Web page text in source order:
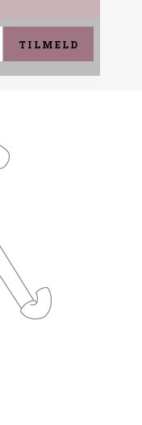
TILMELD